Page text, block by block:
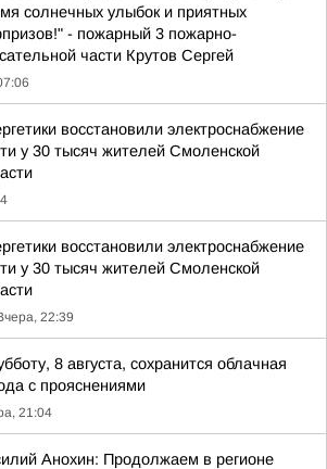
солнечных улыбок и приятных
- пожарный 3 пожарно-
части Крутов Сергей
восстановили электроснабжение
у 30 тысяч жителей Смоленской
восстановили электроснабжение
у 30 тысяч жителей Смоленской
22:39
8 августа, сохранится облачная
с прояснениями
21:04
Анохин: Продолжаем в регионе